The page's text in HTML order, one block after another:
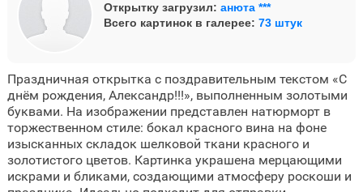
Открытку загрузил: анюта ***
Всего картинок в галерее: 73 штук
Праздничная открытка с поздравительным текстом «С
днём рождения, Александр!!!», выполненным золотыми
буквами. На изображении представлен натюрморт в
торжественном стиле: бокал красного вина на фоне
изысканных складок шелковой ткани красного и
золотистого цветов. Картинка украшена мерцающими
искрами и бликами, создающими атмосферу роскоши и